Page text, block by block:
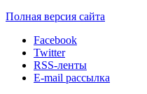
Полная версия сайта
Facebook
Twitter
RSS-ленты
E-mail рассылка